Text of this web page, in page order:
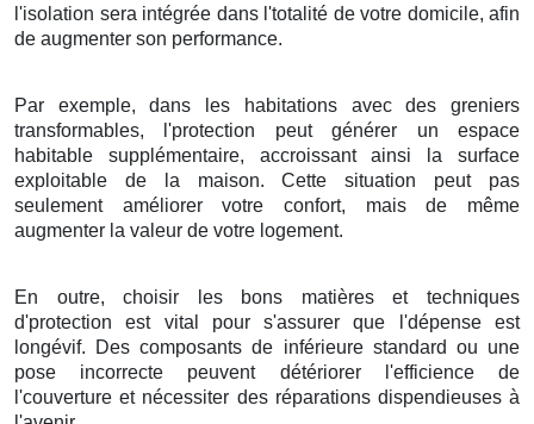
l'isolation sera intégrée dans l'totalité de votre domicile, afin
de augmenter son performance.
Par exemple, dans les habitationsavec desgreniers
transformables, l'protection peutgénérer unespace
habitable supplémentaire, accroissantainsi lasurface
exploitable de la maison.Cette situation peut pas
seulement
améliorervotreconfort, maisde même
augmenter la valeur de votre logement.
En outre,choisir les bons matièresettechniques
d'protection est vital pours'assurer que l'dépenseest
longévif. Descomposants de inférieure standard ou une
pose
incorrecte peuvent détériorerl'efficiencede
l'couverture et nécessiter des réparations dispendieusesà